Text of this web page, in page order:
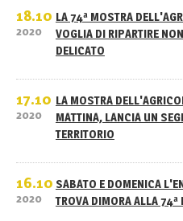
18.10
2020
LA 74ª MOSTRA
VOGLIA DI RIPARTIRE
DELICATO
17.10
2020
LA MOSTRA
MATTINA, LANCIA UN
TERRITORIO
16.10
2020
SABATO E DOMENICA
TROVA DIMORA ALLA 74ª